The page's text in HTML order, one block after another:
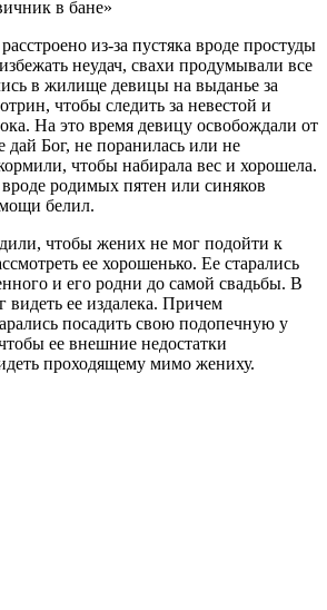
в бане»
из-за пустяка вроде простуды
неудач, свахи продумывали все
в жилище девицы на выданье за
чтобы следить за невестой и
На это время девицу освобождали от
дай Бог, не поранилась или не
чтобы набирала вес и хорошела.
родимых пятен или синяков
белил.
чтобы жених не мог подойти к
ее хорошенько. Ее старались
и его родни до самой свадьбы. В
видеть ее издалека. Причем
посадить свою подопечную у
ее внешние недостатки
проходящему мимо жениху.